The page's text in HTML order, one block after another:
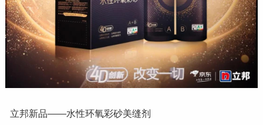
立邦新品——水性环氧彩砂美缝剂